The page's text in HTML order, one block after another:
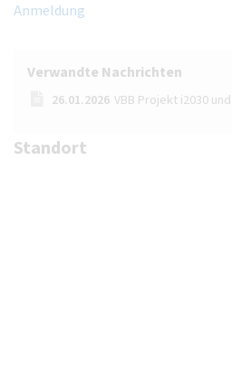
Anmeldung
Verwandte Nachrichten
26.01.2026 VBB Projekt i2030
Standort